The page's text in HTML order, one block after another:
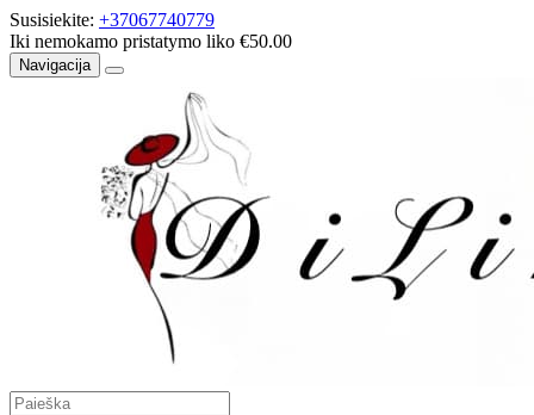
Susisiekite: +37067740779
Iki nemokamo pristatymo liko €50.00
Navigacija